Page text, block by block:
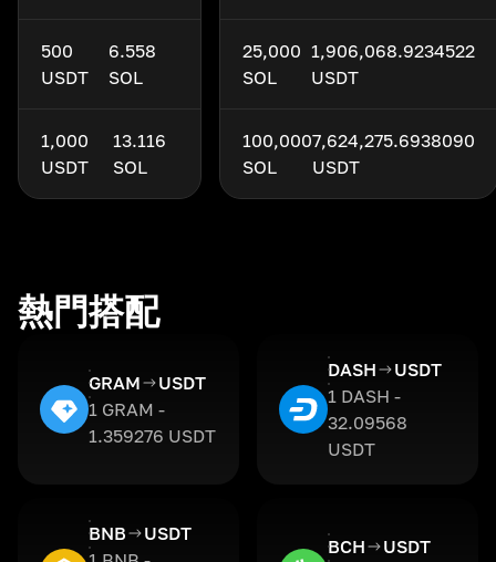
500
USDT
6.558
SOL
1,000
USDT
13.116
SOL
25,000
SOL
1,906,068.9234522
USDT
100,000
SOL
7,624,275.6938090
USDT
熱門搭配
GRAM
USDT
1 GRAM -
1.359276 USDT
DASH
USDT
1 DASH -
32.09568
USDT
BNB
USDT
BCH
USDT